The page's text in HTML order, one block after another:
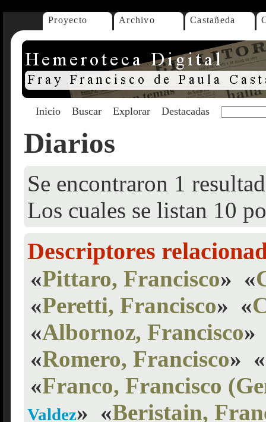
Proyecto Archivo Castañeda
Inicio Buscar Explorar Destacadas
Diarios
Se encontraron 1
Los cuales se listan 10
Descriptores
«Pittaro, Francisco» «
«Peretti, Francisco» «
«Albornoz, Francisco»
«Romero, Francisco» «
«Franco, Francisco
Valdez» «Beristain,